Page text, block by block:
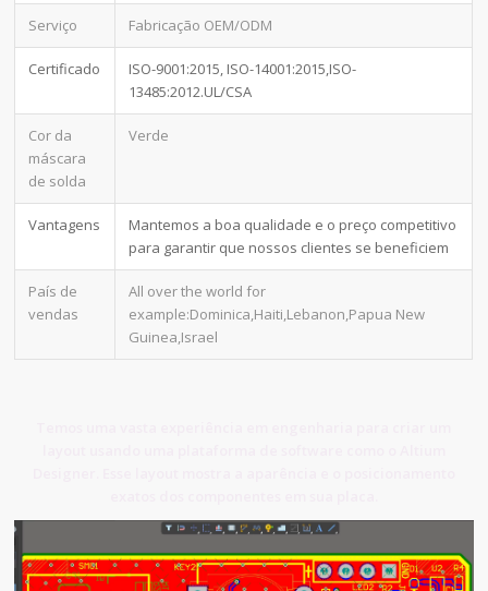
Serviço Fabricação OEM/ODM
Certificado
ISO-9001:2015, ISO-14001:2015,ISO-
13485:2012.UL/CSA
Cor da
máscara
de solda
Verde
Vantagens
Mantemos a boa qualidade e o preço competitivo
para garantir que nossos clientes se beneficiem
País de
vendas
All over the world for
example:Dominica,Haiti,Lebanon,Papua New
Guinea,Israel